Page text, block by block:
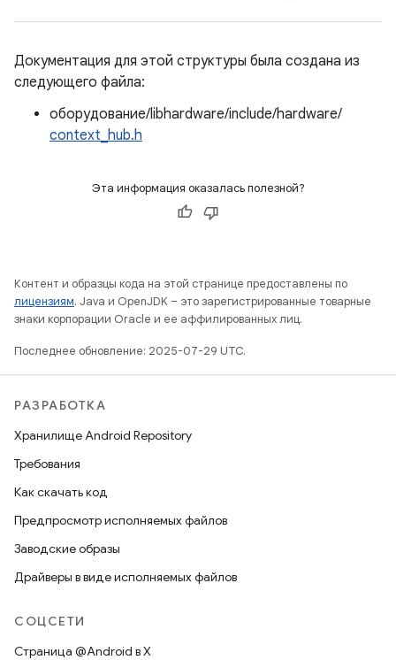
Документация для этой структуры была создана из
следующего файла:
оборудование/libhardware/include/hardware/
context_hub.h
Эта информация оказалась полезной?
Контент и образцы кода на этой странице предоставлены по
лицензиям. Java и OpenJDK – это зарегистрированные товарные
знаки корпорации Oracle и ее аффилированных лиц.
Последнее обновление: 2025-07-29 UTC.
РАЗРАБОТКА
Хранилище Android Repository
Требования
Как скачать код
Предпросмотр исполняемых файлов
Заводские образы
Драйверы в виде исполняемых файлов
СОЦСЕТИ
Страница @Android в X